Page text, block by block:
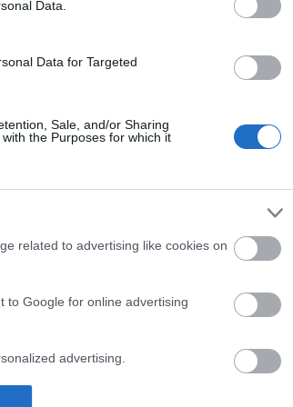
Data.
Data for Targeted
Sale, and/or Sharing
the Purposes for which it
related to advertising like cookies on
to Google for online advertising
advertising.
related to analytics like cookies on
HOGYAN
hozzá egy jobb élő demót, mint az utóbbi
Ugyanez hosszabban, jobb
testközelből: Sergey Brinnel én még
vagy Google+-on!